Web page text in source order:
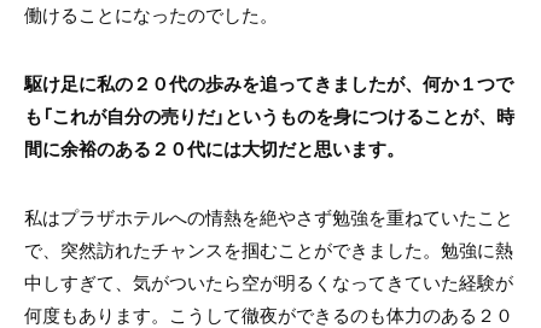
働けることになったのでした。
駆け足に私の２０代の歩みを追ってきましたが、何か１つで
も「これが自分の売りだ」というものを身につけることが、時
間に余裕のある２０代には大切だと思います。
私はプラザホテルへの情熱を絶やさず勉強を重ねていたこと
で、突然訪れたチャンスを掴むことができました。勉強に熱
中しすぎて、気がついたら空が明るくなってきていた経験が
何度もあります。こうして徹夜ができるのも体力のある２０